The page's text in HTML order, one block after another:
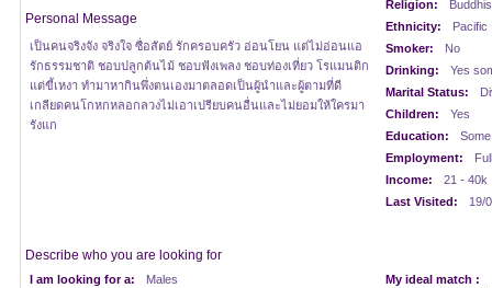
Personal Message
เป็นคนจริงจัง จริงใจ ซื่อสัตย์ รักครอบครัว อ่อนโยน แต่ไม่อ่อนแอ
รักธรรมชาติ ชอบปลูกต้นไม้ ชอบฟังเพลง ชอบท่องเที่ยว โรแมนติก
แต่ขี้เหงา ทำมาหากินพึ่งตนเองมาตลอดเป็นผู้นำและผู้ตามที่ดี
เกลียดคนโกหกหลอกลวงไม่เอาเปรียบคนอื่นและไม่ยอมให้ใครมา
รังแก
Religion:
Ethnicity:
Pacific
Smoker:
No
Drinking:
Yes
Marital Status:
Children:
Yes
Education:
Employment:
Income:
21 - 40k
Last Visited:
19/
Describe who you are looking for
I am looking for a:
Males
My ideal match :